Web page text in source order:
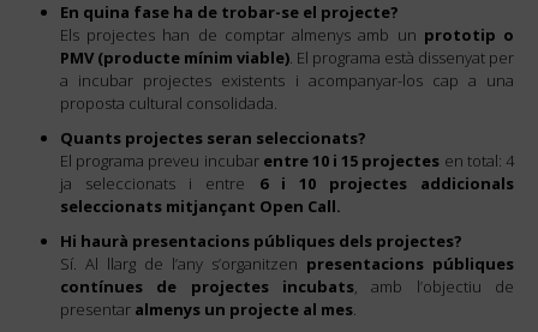
En quina fase ha de trobar-se el projecte?
Els projectes han de comptar almenys amb un prototip o
PMV (producte mínim viable). El programa està dissenyat per
a incubar projectes existents i acompanyar-los cap a una
proposta cultural consolidada.
Quants projectes seran seleccionats?
El programa preveu incubarentre 10 i 15 projectes en total: 4
ja seleccionats i entre 6 i 10 projectes addicionals
seleccionats mitjançant Open Call.
Hi haurà presentacions públiques dels projectes?
Sí. Al llarg de l’any s’organitzen presentacions públiques
contínues de projectes incubats, amb l’objectiu de
presentar almenys un projecte al mes.